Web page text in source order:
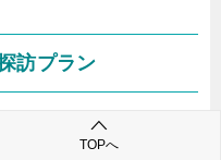
訪プラン
、歴史ある教会や世
TOPへ